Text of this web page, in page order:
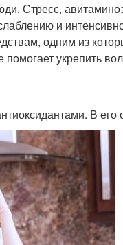
Стресс,
и
одним из
укрепить
В его